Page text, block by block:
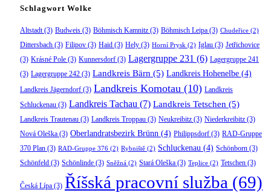
Schlagwort Wolke
Altstadt(3) Budweis (3) Böhmisch Kamnitz (3) Böhmisch Leipa (3) Chudeřice (2)
Dittersbach (3) Filipov (3) Haid (3) Hely (3) Horní Prysk (2) Iglau (3) Jetřichovice
(3) Krásné Pole (3) Kunnersdorf (3) Lagergruppe 231 (6) Lagergruppe 241
(3) Lagergruppe 242 (3) Landkreis Bärn (5) Landkreis Hohenelbe (4)
Landkreis Jägerndorf (3) Landkreis Komotau (10) Landkreis
Schluckenau (3) Landkreis Tachau (7) Landkreis Tetschen (5)
Landkreis Trautenau (3) Landkreis Troppau (3) Neukreibitz (3) Niederkreibitz (3)
Nová Oleška (3) Oberlandratsbezirk Brünn (4) Philippsdorf (3) RAD-Gruppe
370 Plan (3) RAD-Gruppe 376 (2) Rybniště (2) Schluckenau (4) Schönborn (3)
Schönfeld (3) Schönlinde (3) Sněžná (2) Stará Oleška (3) Teplice (2) Tetschen (3)
Česká Lípa (3) Říšská pracovní služba (69)